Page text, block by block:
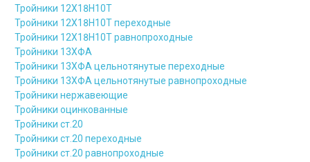
Тройники 12Х18Н10Т
Тройники 12Х18Н10Т переходные
Тройники 12Х18Н10Т равнопроходные
Тройники 13ХФА
Тройники 13ХФА цельнотянутые переходные
Тройники 13ХФА цельнотянутые равнопроходные
Тройники нержавеющие
Тройники оцинкованные
Тройники ст.20
Тройники ст.20 переходные
Тройники ст.20 равнопроходные